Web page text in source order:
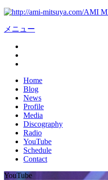
AMI
メニュー
Home
Blog
News
Profile
Media
Discography
Radio
YouTube
Schedule
Contact
YouTube